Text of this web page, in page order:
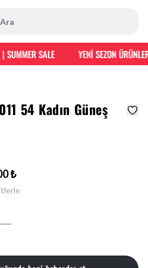
Ara
SALE YENİ SEZON
54 Kadın Güneş
₺